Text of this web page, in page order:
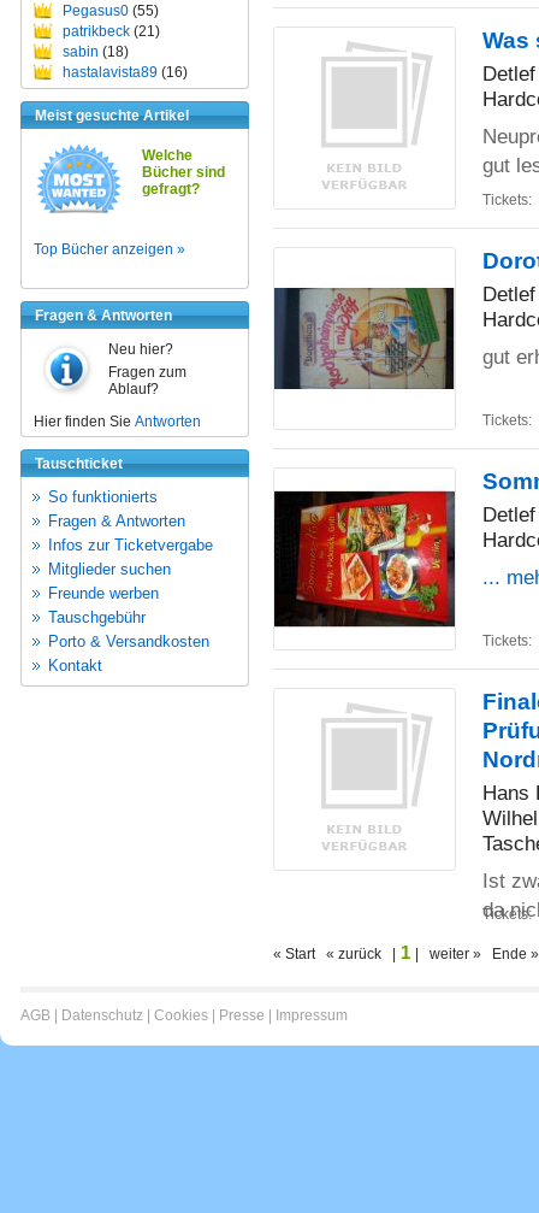
Pegasus0 (55)
patrikbeck (21)
sabin (18)
hastalavista89 (16)
Meist gesuchte Artikel
Welche
Bücher sind
gefragt?
Top Bücher anzeigen »
Fragen & Antworten
Neu hier?
Fragen zum
Ablauf?
Hier finden Sie Antworten
Tauschticket
So funktionierts
Fragen & Antworten
Infos zur Ticketvergabe
Mitglieder suchen
Freunde werben
Tauschgebühr
Porto & Versandkosten
Kontakt
Was
gut
Tickets:
gut
Tickets:
...
Tickets:
Hans
Ist
da
Tickets:
« Start « zurück | 1 | weiter » Ende »
AGB Datenschutz Cookies Presse Impressum